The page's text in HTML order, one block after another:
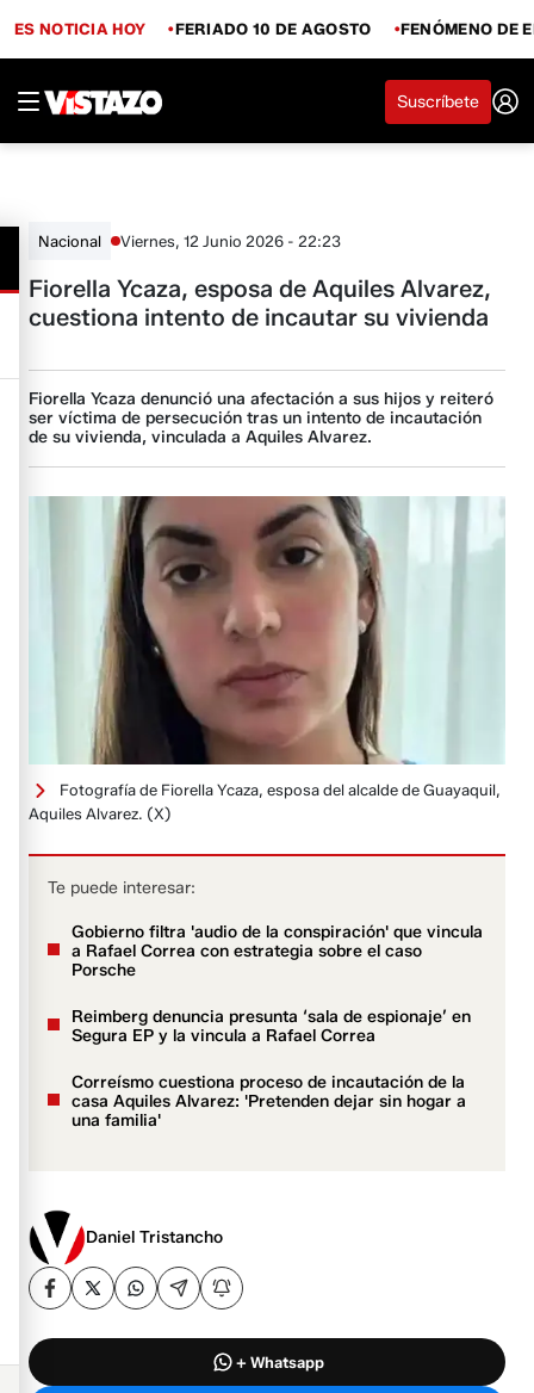
ES NOTICIA HOY FERIADO 10 DE AGOSTO FENÓMENO DE
Suscríbete
Nacional Viernes, 12 Junio 2026 - 22:23
Fiorella Ycaza, esposa de Aquiles Alvarez,
cuestiona intento de incautar su vivienda
Fiorella Ycaza denunció una afectación a sus hijos y reiteró
ser víctima de persecución tras un intento de incautación
de su vivienda, vinculada a Aquiles Alvarez.
Fotografía de Fiorella Ycaza, esposa del alcalde de Guayaquil,
Aquiles Alvarez. (X)
Te puede interesar:
Gobierno filtra 'audio de la conspiración' que vincula
a Rafael Correa con estrategia sobre el caso
Porsche
Reimberg denuncia presunta ‘sala de espionaje’ en
Segura EP y la vincula a Rafael Correa
Correísmo cuestiona proceso de incautación de la
casa Aquiles Alvarez: 'Pretenden dejar sin hogar a
una familia'
Daniel Tristancho
+ Whatsapp